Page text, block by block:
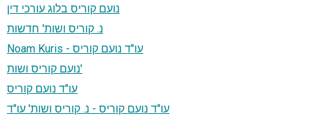
נועם קוריס בלוג עורכי דין
נ. קוריס ושות' חדשות
Noam Kuris - עו"ד נועם קוריס
נועם קוריס ושות'
עו"ד נועם קוריס
עו"ד נועם קוריס - נ. קוריס ושות' עו"ד